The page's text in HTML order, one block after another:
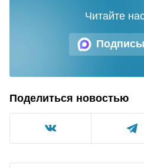
Читайте
Поделиться новостью